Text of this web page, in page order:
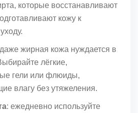
которые восстанавливают
кожу к
жирная кожа нуждается в
лёгкие,
гели или флюиды,
влагу без утяжеления.
: ежедневно используйте